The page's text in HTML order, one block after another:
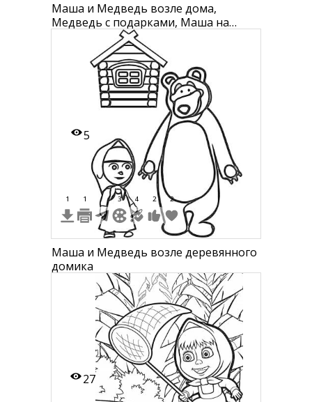
Маша и Медведь возле дома,
Медведь с подарками, Маша на
подарках с фейерверком
5
1 1 3 4 2 2
Маша и Медведь возле деревянного
домика
27